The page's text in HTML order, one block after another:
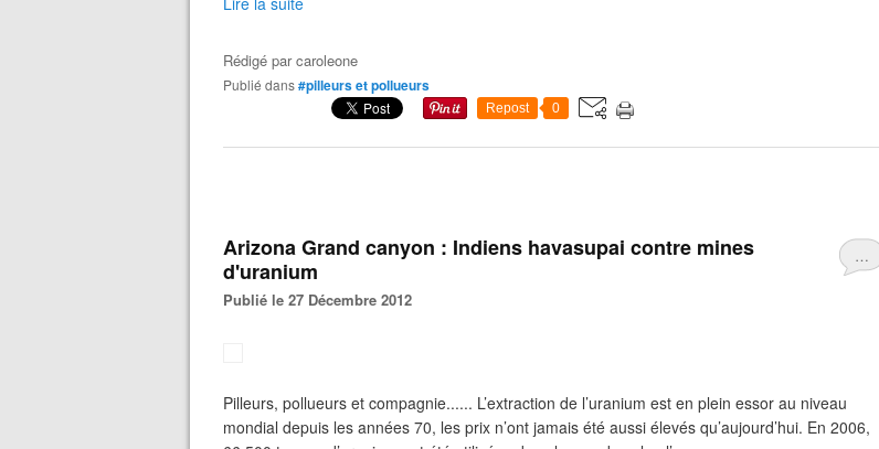
Rédigé parcaroleone
Publié dans#pilleurs et pollueurs
Repost 0
…
Arizona Grand canyon : Indiens havasupai contre mines
d'uranium
Publié le 27 Décembre 2012
Pilleurs, pollueurs et compagnie...... L’extraction de l’uranium est en plein essor au niveau
mondial depuis les années 70, les prix n’ont jamais été aussi élevés qu’aujourd’hui. En 2006,